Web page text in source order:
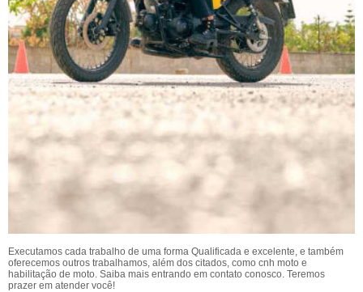
Executamos cada trabalho de uma forma Qualificada e excelente, e também
oferecemos outros trabalhamos, além dos citados, como cnh moto e
habilitação de moto. Saiba mais entrando em contato conosco. Teremos
prazer em atender você!